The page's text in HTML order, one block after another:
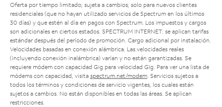
Oferta por tiempo limitado; sujeta a cambios; solo para nuevos clientes
residenciales (que no hayan utilizado servicios de Spectrum en los últimos
30 días) y que estén al día en pagos con Spectrum. Los impuestos y cargos
son adicionales en ciertos estados. SPECTRUM INTERNET: se aplican tarifas
estándar después del período de promoción. Cargo adicional por instalación.
Velocidades basadas en conexión alámbrica. Las velocidades reales
(incluyendo conexión inalámbrica) varían y no están garantizadas. Se
requiere módem con capacidad Gig para velocidad Gig. Para ver una lista de
módems con capacidad, visita spectrum.net/modem . Servicios sujetos a
todos los términos y condiciones de servicio vigentes, los cuales están
sujetos a cambios. No están disponibles en todas las áreas. Se aplican
restricciones.